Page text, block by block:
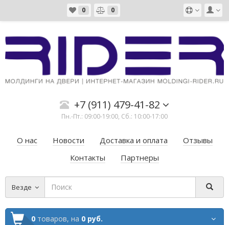
0 0
+7 (911) 479-41-82
Пн.-Пт.: 09:00-19:00, Сб.: 10:00-17:00
О нас Новости Доставка и оплата
Отзывы
Контакты
Партнеры
Везде
0 товаров, на 0 руб.